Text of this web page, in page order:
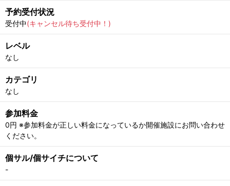
予約受付状況
受付中(キャンセル待ち受付中！)
レベル
なし
カテゴリ
なし
参加料金
0円 ※参加料金が正しい料金になっているか開催施設にお問い合わせ
ください。
個サル/個サイチについて
-